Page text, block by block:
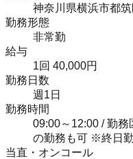
神奈川県横浜市都筑
勤務形態
非常勤
給与
1回 40,000円
勤務日数
週1日
勤務時間
09:00～12:00 / 勤
の勤務も可 ※終日
当直・オンコール